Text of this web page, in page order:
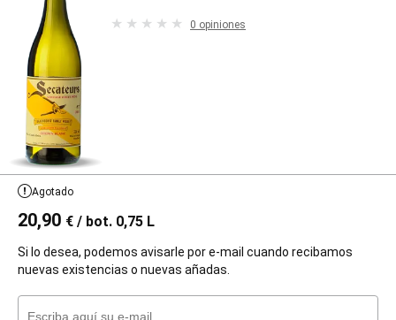
0 opiniones
Agotado
20,90 € / bot. 0,75 L
Si lo desea, podemos avisarle por e-mail cuando recibamos
nuevas existencias o nuevas añadas.